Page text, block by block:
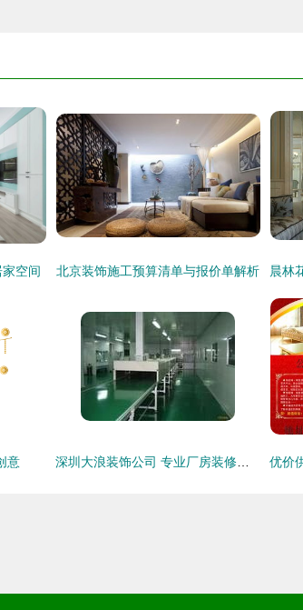
空间 北京装饰施工预算清单与报价单解析
意